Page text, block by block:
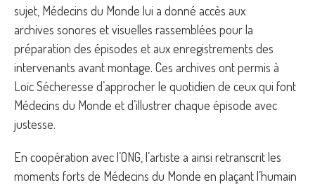
sujet, Médecins du Monde lui a donné accès aux
archives sonores et visuelles rassemblées pour la
préparation des épisodes et aux enregistrements des
intervenants avant montage. Ces archives ont permis à
Loïc Sécheresse d’approcher le quotidien de ceux qui font
Médecins du Monde et d’illustrer chaque épisode avec
justesse.
En coopération avec l’ONG, l’artiste a ainsi retranscrit les
moments forts de Médecins du Monde en plaçant l’humain